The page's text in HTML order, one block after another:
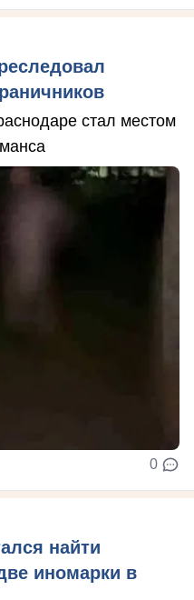
стал местом
0
найти
иномарки в